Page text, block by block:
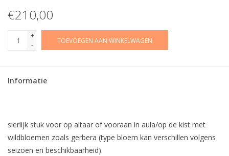
€210,00
+
-
TOEVOEGEN AAN WINKELWAGEN
Informatie
sierlijk stuk voor op altaar of vooraan in aula/op de kist met
wildbloemen zoals gerbera (type bloem kan verschillen volgens
seizoen en beschikbaarheid).